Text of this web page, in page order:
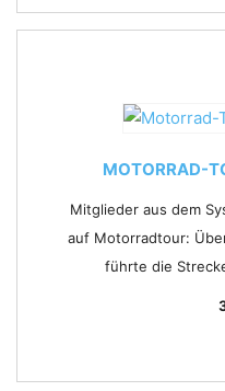
MOTORRAD-
Mitglieder aus dem
auf Motorradtour:
führte die